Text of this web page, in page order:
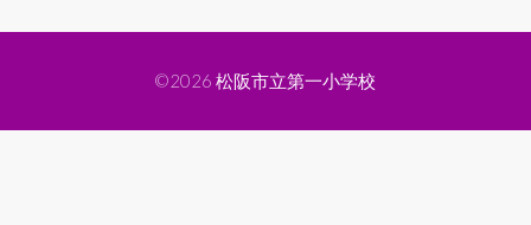
©2026 松阪市立第一小学校